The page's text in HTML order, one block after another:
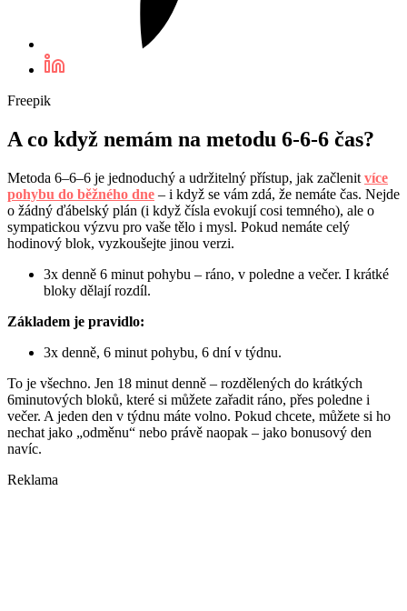
Freepik
A co když nemám na metodu 6-6-6 čas?
Metoda 6–6–6 je jednoduchý a udržitelný přístup, jak začlenit více
pohybu do běžného dne – i když se vám zdá, že nemáte čas. Nejde
o žádný ďábelský plán (i když čísla evokují cosi temného), ale o
sympatickou výzvu pro vaše tělo i mysl. Pokud nemáte celý
hodinový blok, vyzkoušejte jinou verzi.
3x denně 6 minut pohybu – ráno, v poledne a večer. I krátké
bloky dělají rozdíl.
Základem je pravidlo:
3x denně, 6 minut pohybu, 6 dní v týdnu.
To je všechno. Jen 18 minut denně – rozdělených do krátkých
6minutových bloků, které si můžete zařadit ráno, přes poledne i
večer. A jeden den v týdnu máte volno. Pokud chcete, můžete si ho
nechat jako „odměnu“ nebo právě naopak – jako bonusový den
navíc.
Reklama